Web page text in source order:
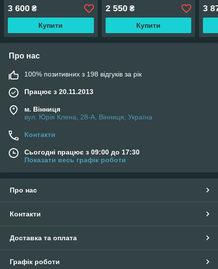
3 600 ₴
Купити
2 550₴
Купити
3
Про нас
100% позитивних з 198 відгуків за рік
Працює з 20.11.2013
м. Вінниця
вул. Юрія Клена, 28-А, Вінниця, Україна
Контакти
Сьогодні працює з 09:00 до 17:30
Показати весь графік роботи
Про нас
Контакти
Доставка та оплата
Графік роботи